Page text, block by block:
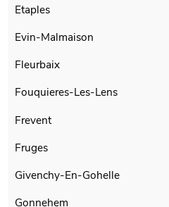
Etaples
Evin-Malmaison
Fleurbaix
Fouquieres-Les-Lens
Frevent
Fruges
Givenchy-En-Gohelle
Gonnehem